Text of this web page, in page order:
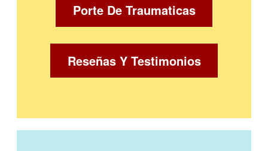
Porte De Traumaticas
Reseñas Y Testimonios